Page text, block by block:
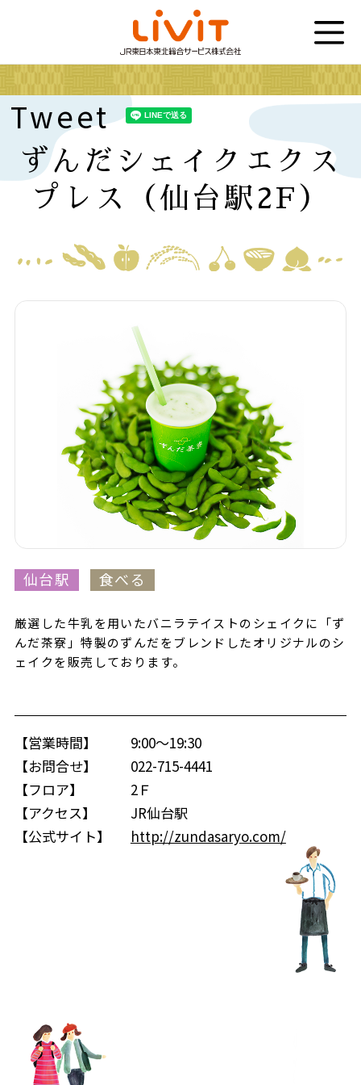
Tweet
ずんだシェイクエクス
プレス（仙台駅2F）
仙台駅 食べる
厳選した牛乳を用いたバニラテイストのシェイクに「ず
んだ茶寮」特製のずんだをブレンドしたオリジナルのシ
ェイクを販売しております。
【営業時間】
9:00～19:30
【お問合せ】
022-715-4441
【フロア】
2Ｆ
【アクセス】
JR仙台駅
【公式サイト】
http://zundasaryo.com/